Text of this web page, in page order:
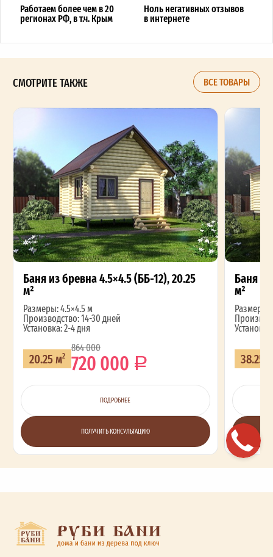
Работаем более чем в 20
регионах РФ, в т.ч. Крым
Ноль негативных отзывов
в интернете
СМОТРИТЕ ТАКЖЕ ВСЕ ТОВАРЫ
Баня из бревна 4.5×4.5 (ББ-12), 20.25
м²
Размеры: 4.5×4.5 м
Производство: 14-30 дней
Установка: 2-4 дня
20.25 м2
864 000
720 000
ПОДРОБНЕЕ
ПОЛУЧИТЬ КОНСУЛЬТАЦИЮ
Баня
м²
Размеры:
38.25 м